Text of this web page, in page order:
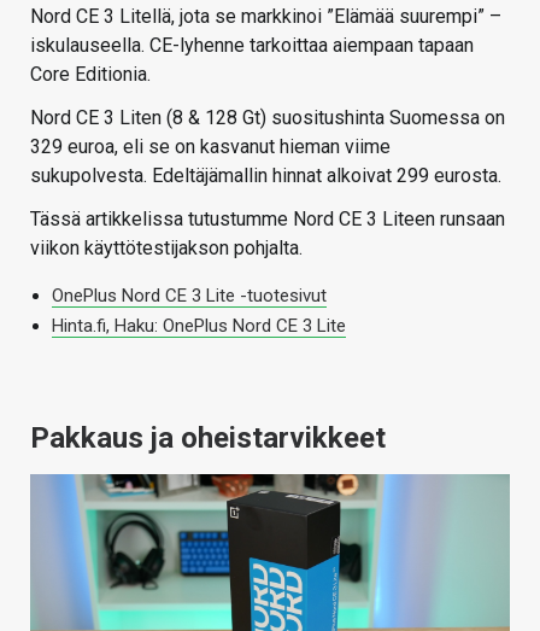
Nord CE 3 Litellä, jota se markkinoi ”Elämää suurempi” –
iskulauseella. CE-lyhenne tarkoittaa aiempaan tapaan
Core Editionia.
Nord CE 3 Liten (8 & 128 Gt) suositushinta Suomessa on
329 euroa, eli se on kasvanut hieman viime
sukupolvesta. Edeltäjämallin hinnat alkoivat 299 eurosta.
Tässä artikkelissa tutustumme Nord CE 3 Liteen runsaan
viikon käyttötestijakson pohjalta.
OnePlus Nord CE 3 Lite -tuotesivut
Hinta.fi, Haku: OnePlus Nord CE 3 Lite
Pakkaus ja oheistarvikkeet